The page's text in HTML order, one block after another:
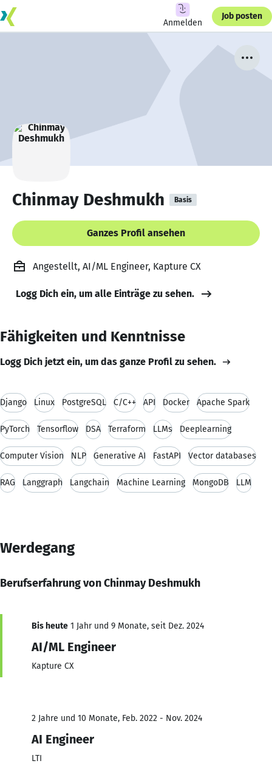
Anmelden
Job posten
Chinmay Deshmukh Basis
Ganzes Profil ansehen
Angestellt, AI/ML Engineer, Kapture CX
Logg Dich ein, um alle Einträge zu sehen.
Fähigkeiten und Kenntnisse
Logg Dich jetzt ein, um das ganze Profil zu sehen.
Django Linux PostgreSQL C/C++ API Docker Apache Spark
PyTorch Tensorflow DSA Terraform LLMs Deeplearning
Computer Vision NLP Generative AI FastAPI Vector databases
RAG Langgraph Langchain Machine Learning MongoDB LLM
Werdegang
Berufserfahrung von Chinmay Deshmukh
Bis heute 1 Jahr und 9 Monate, seit Dez. 2024
AI/ML Engineer
Kapture CX
2 Jahre und 10 Monate, Feb. 2022 - Nov. 2024
AI Engineer
LTI